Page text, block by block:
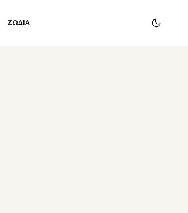
ΖΩΔΙΑ